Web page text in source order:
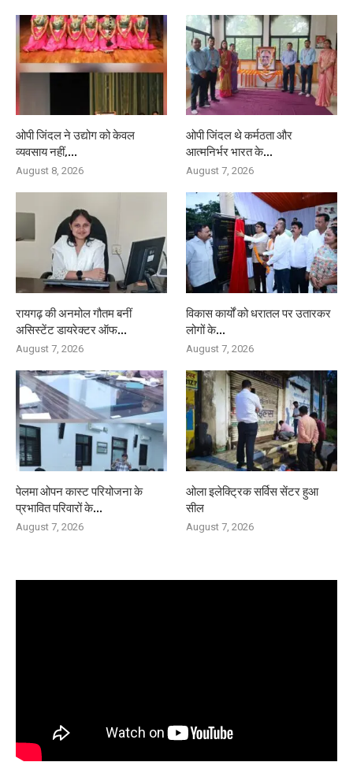
ओपी जिंदल ने उद्योग को केवल
व्यवसाय नहीं,...
August 8, 2026
ओपी जिंदल थे कर्मठता और
आत्मनिर्भर भारत के...
August 7, 2026
रायगढ़ की अनमोल गौतम बनीं
असिस्टेंट डायरेक्टर ऑफ...
August 7, 2026
विकास कार्यों को धरातल पर उतारकर
लोगों के...
August 7, 2026
पेलमा ओपन कास्ट परियोजना के
प्रभावित परिवारों के...
August 7, 2026
ओला इलेक्ट्रिक सर्विस सेंटर हुआ
सील
August 7, 2026